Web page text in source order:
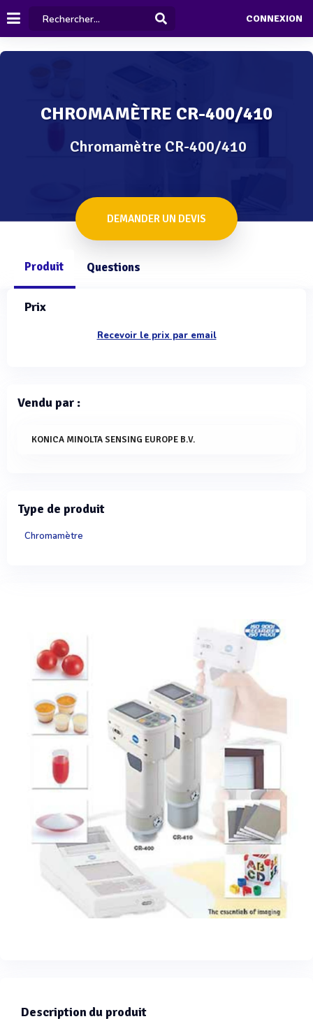
CONNEXION
CHROMAMÈTRE CR-400/410
Chromamètre CR-400/410
DEMANDER UN DEVIS
Produit Questions
Description du produit
Prix
Recevoir le prix par email
Vendu par :
KONICA MINOLTA SENSING EUROPE B.V.
Type de produit
Chromamètre